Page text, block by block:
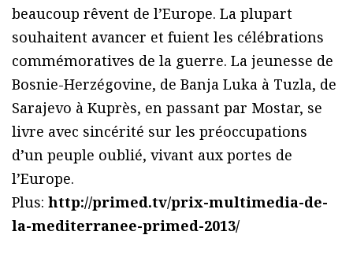
beaucoup rêvent de l’Europe. La plupart
souhaitent avancer et fuient les célébrations
commémoratives de la guerre. La jeunesse de
Bosnie-Herzégovine, de Banja Luka à Tuzla, de
Sarajevo à Kuprès, en passant par Mostar, se
livre avec sincérité sur les préoccupations
d’un peuple oublié, vivant aux portes de
l’Europe.
Plus: http://primed.tv/prix-multimedia-de-
la-mediterranee-primed-2013/